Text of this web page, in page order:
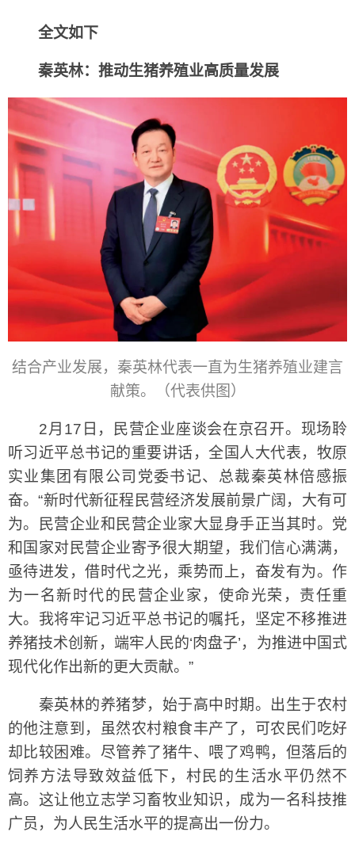
全文如下
秦英林：推动生猪养殖业高质量发展
结合产业发展，秦英林代表一直为生猪养殖业建言
献策。（代表供图）
2月17日，民营企业座谈会在京召开。现场聆
听习近平总书记的重要讲话，全国人大代表，牧原
实业集团有限公司党委书记、总裁秦英林倍感振
奋。“新时代新征程民营经济发展前景广阔，大有可
为。民营企业和民营企业家大显身手正当其时。党
和国家对民营企业寄予很大期望，我们信心满满，
亟待进发，借时代之光，乘势而上，奋发有为。作
为一名新时代的民营企业家，使命光荣，责任重
大。我将牢记习近平总书记的嘱托，坚定不移推进
养猪技术创新，端牢人民的‘肉盘子’，为推进中国式
现代化作出新的更大贡献。”
秦英林的养猪梦，始于高中时期。出生于农村
的他注意到，虽然农村粮食丰产了，可农民们吃好
却比较困难。尽管养了猪牛、喂了鸡鸭，但落后的
饲养方法导致效益低下，村民的生活水平仍然不
高。这让他立志学习畜牧业知识，成为一名科技推
广员，为人民生活水平的提高出一份力。